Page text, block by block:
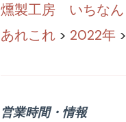
燻製工房 いちなん
あれこれ> 2022年 >
営業時間・情報